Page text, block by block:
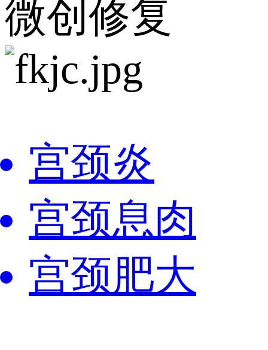
微创修复
宫颈炎
宫颈息肉
宫颈肥大